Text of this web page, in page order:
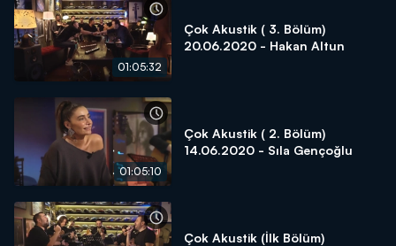
01:05:32
Çok Akustik ( 3. Bölüm)
20.06.2020 - Hakan Altun
01:05:10
Çok Akustik ( 2. Bölüm)
14.06.2020 - Sıla Gençoğlu
Çok Akustik (İlk Bölüm)